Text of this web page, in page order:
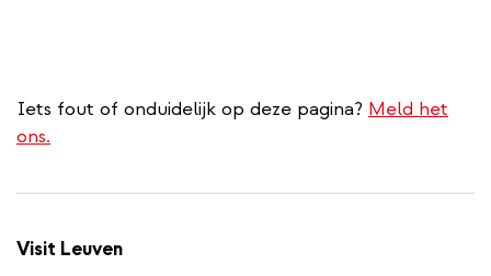
Iets fout of onduidelijk op deze pagina? Meld het
ons.
Visit Leuven